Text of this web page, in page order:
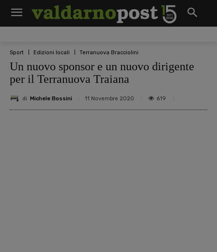
Sport Edizioni locali Terranuova Bracciolini
Un nuovo sponsor e un nuovo dirigente
per il Terranuova Traiana
di Michele Bossini 11 Novembre 2020 619